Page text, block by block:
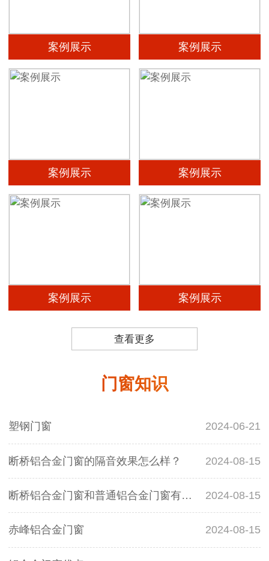
案例展示 案例展示
案例展示 案例展示
案例展示 案例展示
查看更多
门窗知识
塑钢门窗 2024-06-21
断桥铝合金门窗的隔音效果怎么样？ 2024-08-15
断桥铝合金门窗和普通铝合金门窗有什么区别？ 2024-08-15
赤峰铝合金门窗 2024-08-15